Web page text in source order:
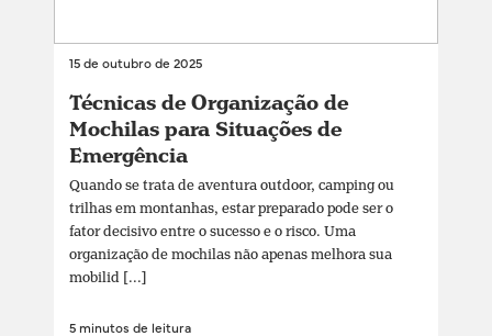
15 de outubro de 2025
Técnicas de Organização de
Mochilas para Situações de
Emergência
Quando se trata de aventura outdoor, camping ou
trilhas em montanhas, estar preparado pode ser o
fator decisivo entre o sucesso e o risco. Uma
organização de mochilas não apenas melhora sua
mobilid [...]
5 minutos de leitura